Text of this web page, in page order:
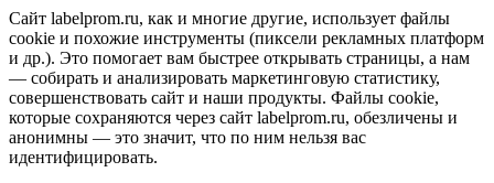
Сайт labelprom.ru, как и многие другие, использует файлы
cookie и похожие инструменты (пиксели рекламных платформ
и др.). Это помогает вам быстрее открывать страницы, а нам
— собирать и анализировать маркетинговую статистику,
совершенствовать сайт и наши продукты. Файлы сookie,
которые сохраняются через сайт labelprom.ru, обезличены и
анонимны — это значит, что по ним нельзя вас
идентифицировать.